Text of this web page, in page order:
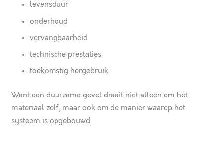
levensduur
onderhoud
vervangbaarheid
technische prestaties
toekomstig hergebruik
Want een duurzame gevel draait niet alleen om het
materiaal zelf, maar ook om de manier waarop het
systeem is opgebouwd.